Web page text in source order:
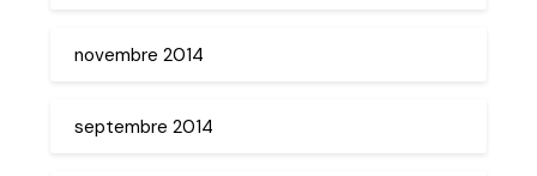
novembre 2014
septembre 2014